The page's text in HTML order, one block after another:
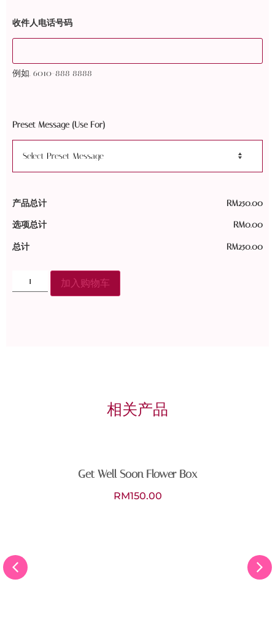
收件人电话号码
例如. 6010-888 8888
Preset Message (Use For)
产品总计 RM250.00
选项总计 RM0.00
总计 RM250.00
加入购物车
相关产品